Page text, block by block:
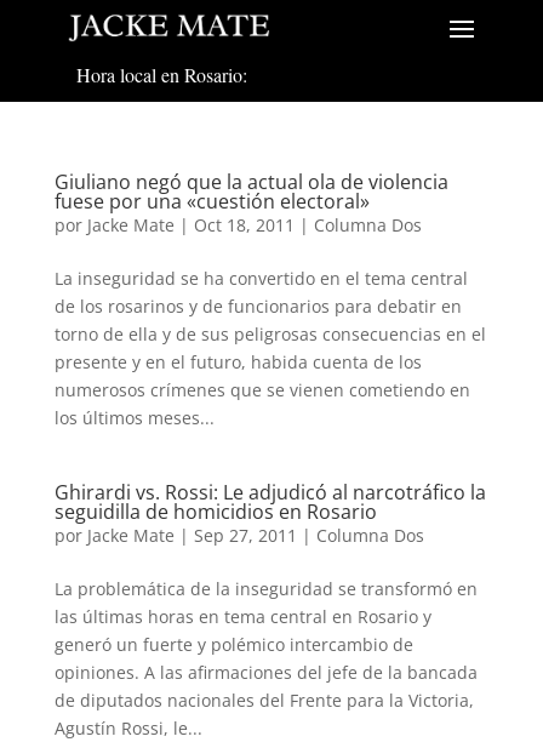
Hora local en Rosario:
Giuliano negó que la actual ola de violencia
fuese por una «cuestión electoral»
por Jacke Mate | Oct 18, 2011 | Columna Dos
La inseguridad se ha convertido en el tema central
de los rosarinos y de funcionarios para debatir en
torno de ella y de sus peligrosas consecuencias en el
presente y en el futuro, habida cuenta de los
numerosos crímenes que se vienen cometiendo en
los últimos meses...
Ghirardi vs. Rossi: Le adjudicó al narcotráfico la
seguidilla de homicidios en Rosario
por Jacke Mate | Sep 27, 2011 | Columna Dos
La problemática de la inseguridad se transformó en
las últimas horas en tema central en Rosario y
generó un fuerte y polémico intercambio de
opiniones. A las afirmaciones del jefe de la bancada
de diputados nacionales del Frente para la Victoria,
Agustín Rossi, le...